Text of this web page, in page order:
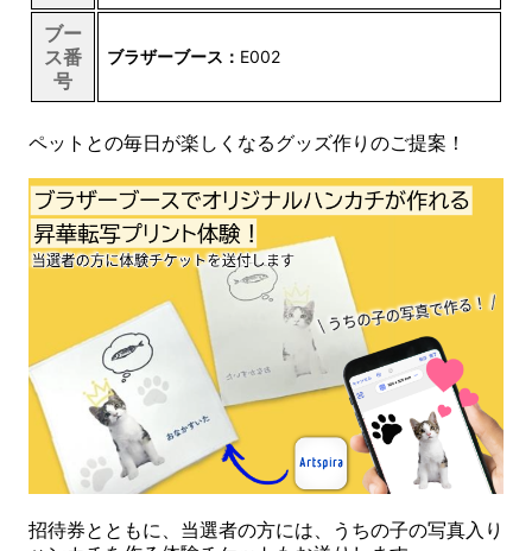
ブー
ス番
号
ブラザーブース： E002
ペットとの毎日が楽しくなるグッズ作りのご提案！
招待券とともに、当選者の方には、うちの子の写真入り